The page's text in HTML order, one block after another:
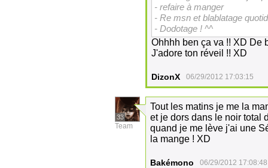
- refaire à manger
- Re msn et blablatage
- Dodotage ! ^^
Ohhhh ben ça va !! XD De
J'adore ton réveil !! XD
DizonX 06/29/2012 17:03:15
33
Team
Tout les matins je me la
et je dors dans le noir total
quand je me lève j'ai une
la mange ! XD
Bakémono 06/29/2012 17:08:48